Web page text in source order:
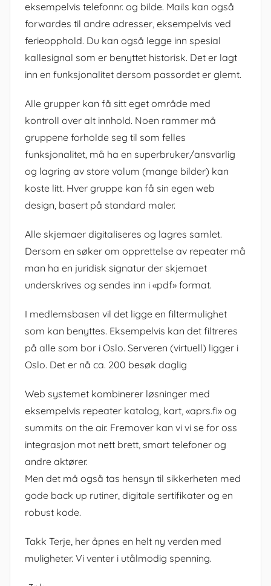
eksempelvis telefonnr. og bilde. Mails kan også
forwardes til andre adresser, eksempelvis ved
ferieopphold. Du kan også legge inn spesial
kallesignal som er benyttet historisk. Det er lagt
inn en funksjonalitet dersom passordet er glemt.
Alle grupper kan få sitt eget område med
kontroll over alt innhold. Noen rammer må
gruppene forholde seg til som felles
funksjonalitet, må ha en superbruker/ansvarlig
og lagring av store volum (mange bilder) kan
koste litt. Hver gruppe kan få sin egen web
design, basert på standard maler.
Alle skjemaer digitaliseres og lagres samlet.
Dersom en søker om opprettelse av repeater må
man ha en juridisk signatur der skjemaet
underskrives og sendes inn i «pdf» format.
I medlemsbasen vil det ligge en filtermulighet
som kan benyttes. Eksempelvis kan det filtreres
på alle som bor i Oslo. Serveren (virtuell) ligger i
Oslo. Det er nå ca. 200 besøk daglig
Web systemet kombinerer løsninger med
eksempelvis repeater katalog, kart, «aprs.fi» og
summits on the air. Fremover kan vi vi se for oss
integrasjon mot nett brett, smart telefoner og
andre aktører.
Men det må også tas hensyn til sikkerheten med
gode back up rutiner, digitale sertifikater og en
robust kode.
Takk Terje, her åpnes en helt ny verden med
muligheter. Vi venter i utålmodig spenning.